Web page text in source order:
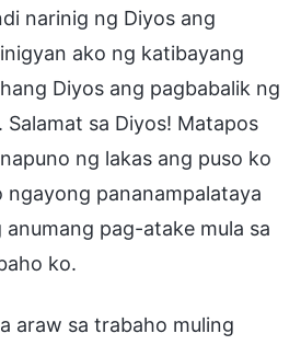
narinig ng Diyos ang
ako ng katibayang
Diyos ang pagbabalik ng
Salamat sa Diyos! Matapos
ng lakas ang puso ko
ngayong pananampalataya
pag-atake mula sa
ko.
araw sa trabaho muling